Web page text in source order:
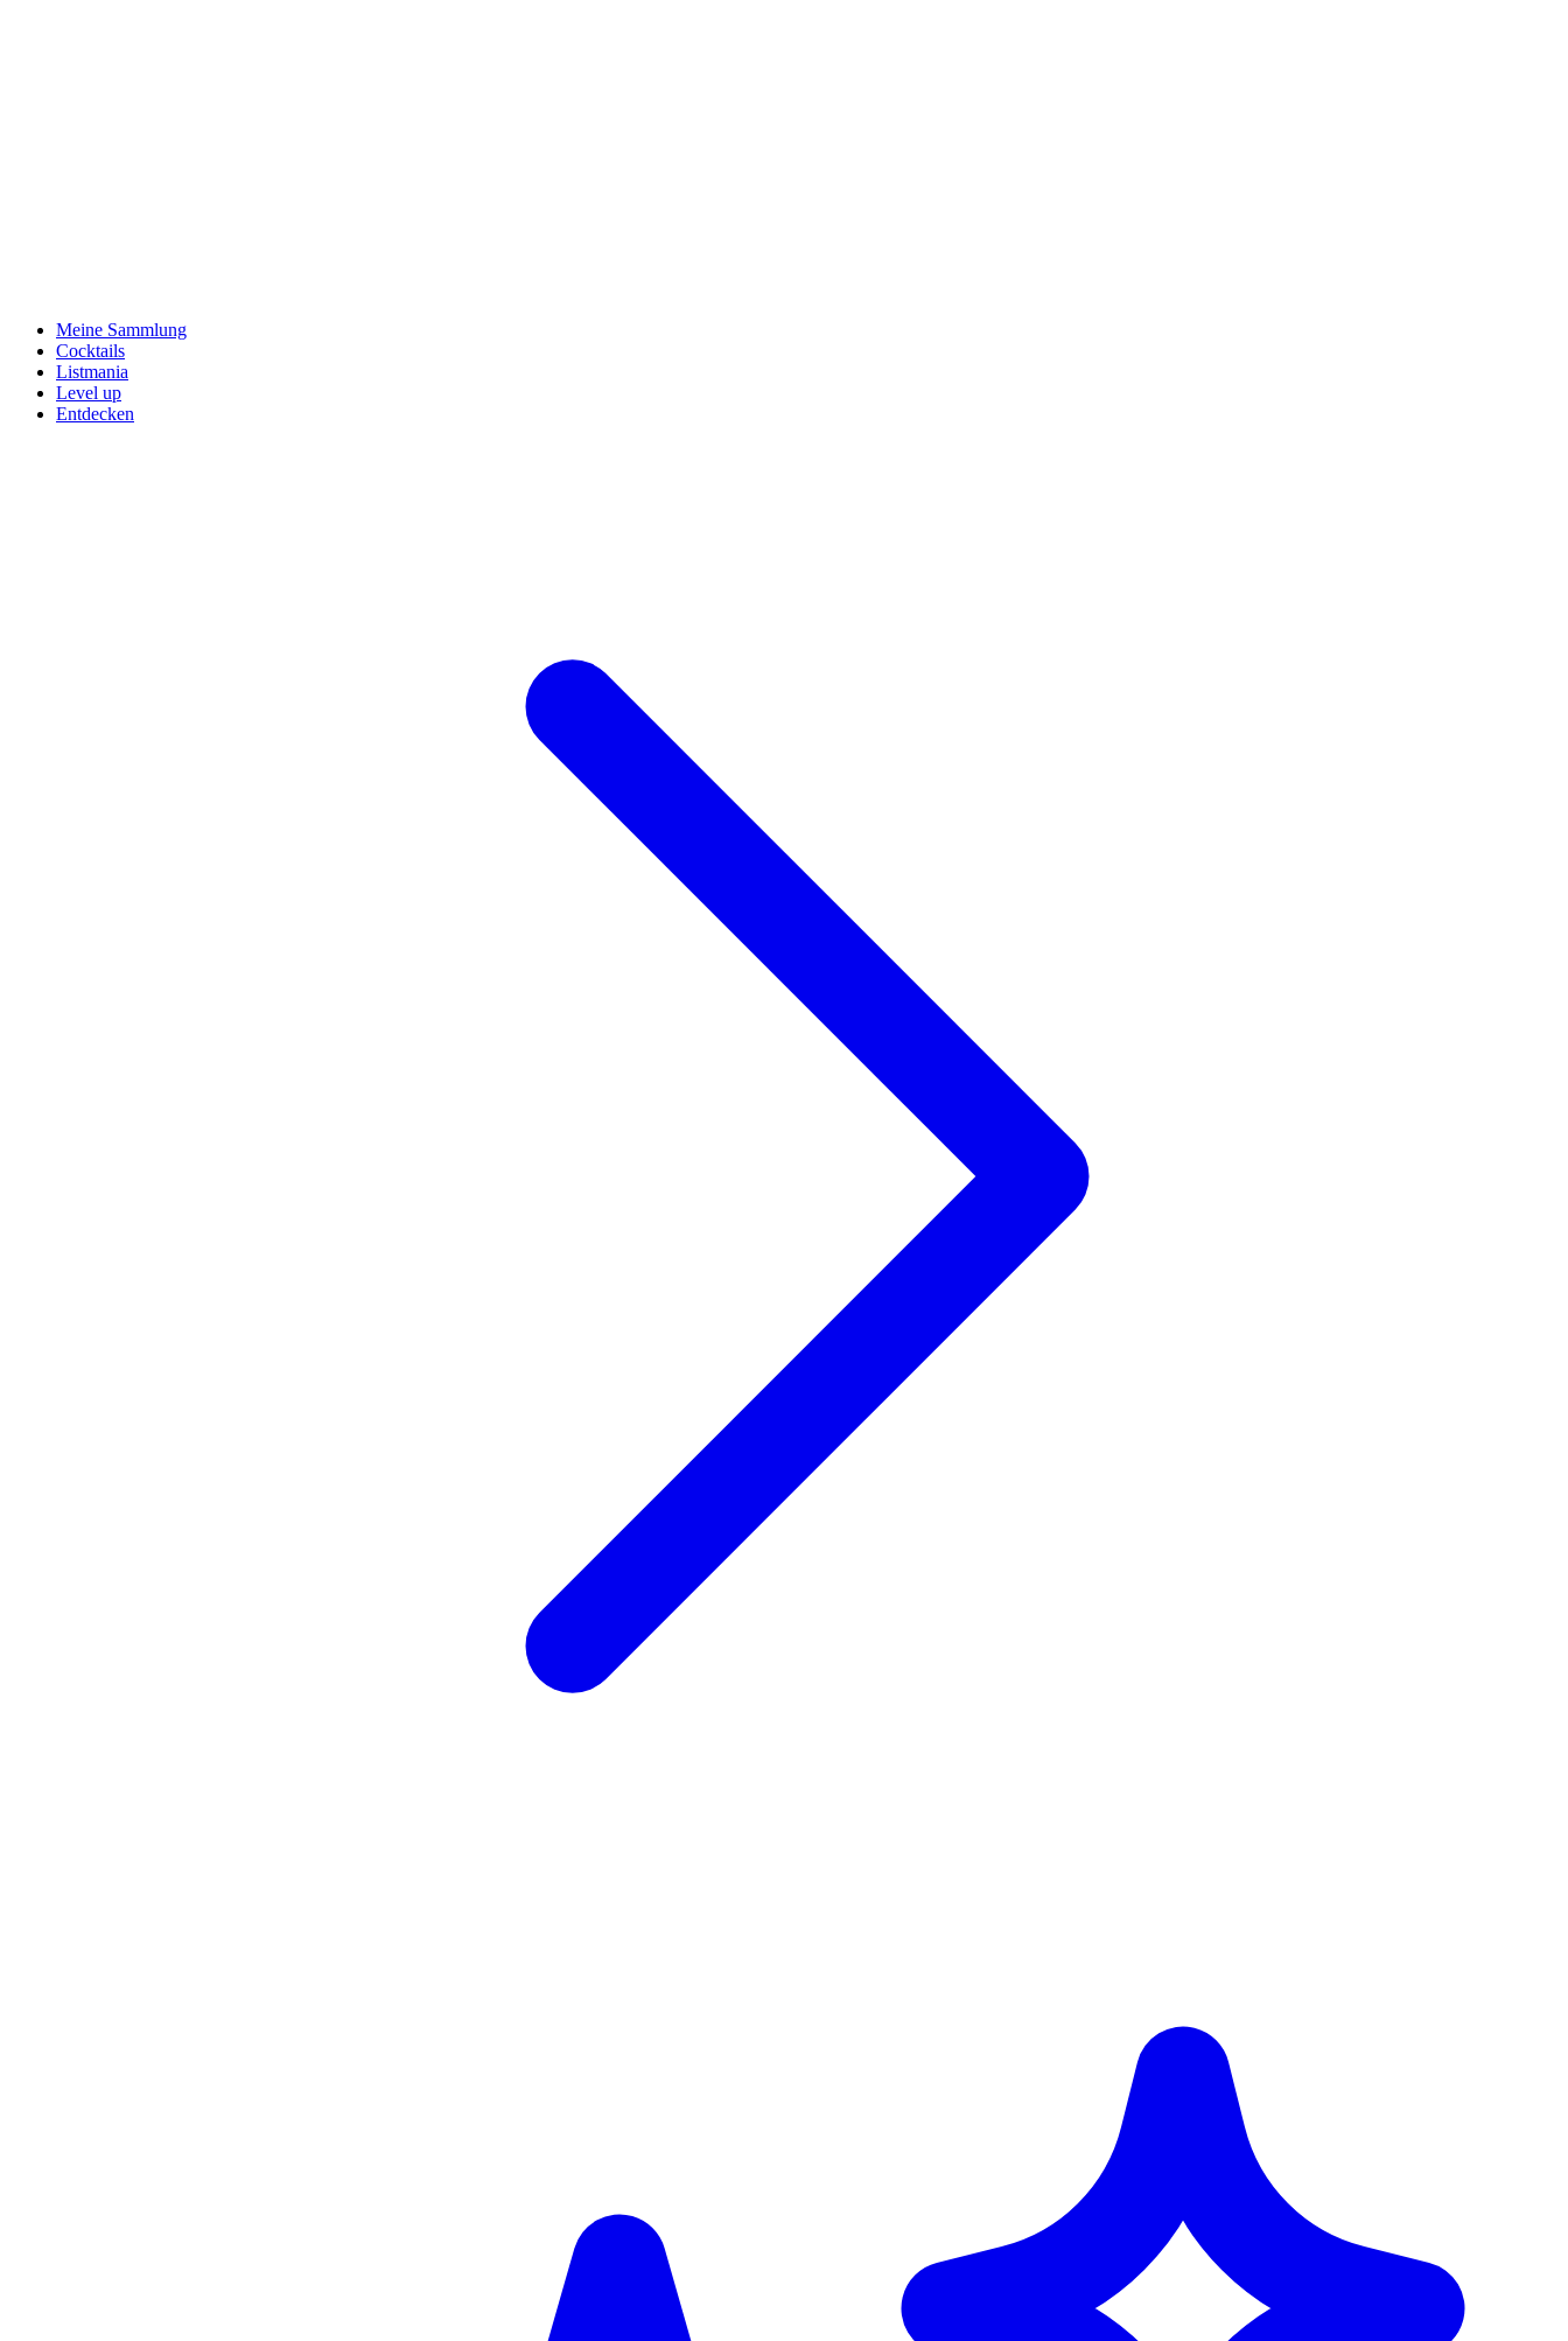
Meine Sammlung
Cocktails
Listmania
Level up
Entdecken